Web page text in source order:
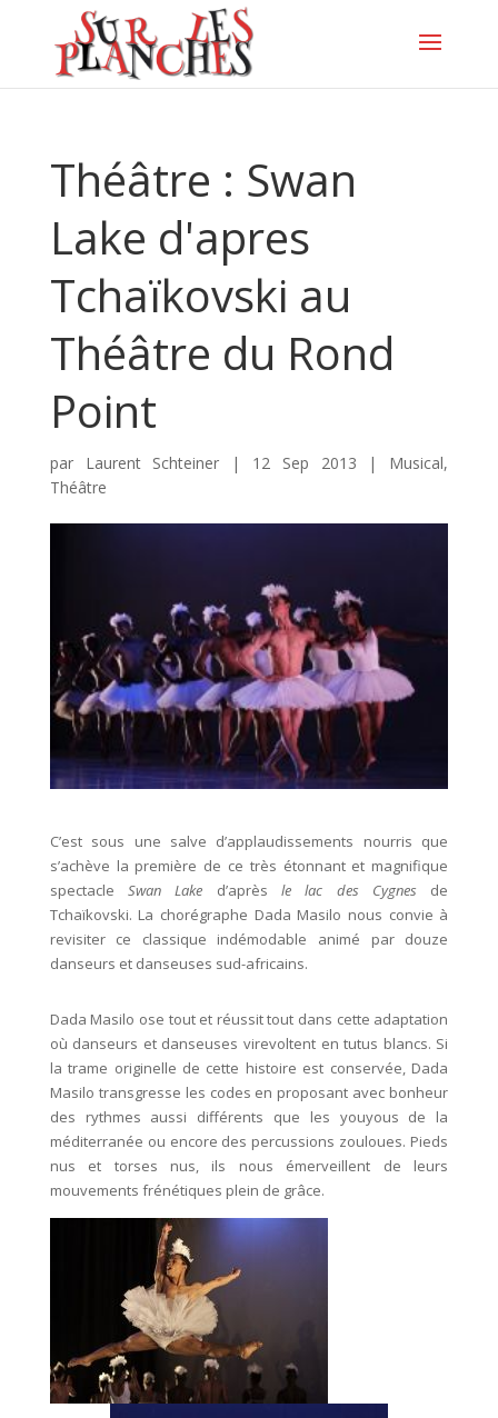
Théâtre : Swan
Lake d'apres
Tchaïkovski au
Théâtre du Rond
Point
par Laurent Schteiner | 12 Sep 2013 | Musical,
Théâtre
C’est sous une salve d’applaudissements nourris que
s’achève la première de ce très étonnant et magnifique
spectacleSwan Lake d’aprèsle lac des Cygnes de
Tchaïkovski. La chorégraphe Dada Masilo nous convie à
revisiter ce classique indémodable animé par douze
danseurs et danseuses sud-africains.
Dada Masilo ose tout et réussit tout dans cette adaptation
où danseurs et danseuses virevoltent en tutus blancs. Si
la trame originelle de cette histoire est conservée, Dada
Masilo transgresse les codes en proposant avec bonheur
des rythmes aussi différents que les youyous de la
méditerranée ou encore des percussions zouloues. Pieds
nus et torses nus, ils nous émerveillent de leurs
mouvements frénétiques plein de grâce.